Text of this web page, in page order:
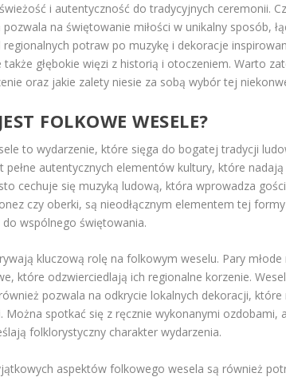
i autentyczność do tradycyjnych ceremonii.
na świętowanie miłości w unikalny sposób,
regionalnych potraw po muzykę i dekoracje
także głębokie więzi z historią i otoczeniem. Warto
oraz jakie zalety niesie za sobą wybór tej
FOLKOWE WESELE?
to wydarzenie, które sięga do bogatej tradycji
pełne autentycznych elementów kultury, które
cechuje się muzyką ludową, która wprowadza
czy oberki, są nieodłącznym elementem tej
wspólnego świętowania.
kluczową rolę na folkowym weselu. Pary
które odzwierciedlają ich regionalne korzenie.
pozwala na odkrycie lokalnych dekoracji,
Można spotkać się z ręcznie wykonanymi ozdobami,
folklorystyczny charakter wydarzenia.
aspektów folkowego wesela są również